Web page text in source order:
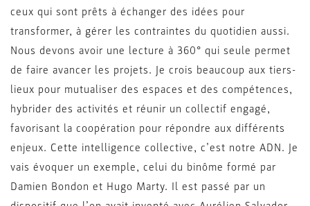
ceux qui sont prêts à échanger des idées pour
transformer, à gérer les contraintes du quotidien aussi.
Nous devons avoir une lecture à 360° qui seule permet
de faire avancer les projets. Je crois beaucoup aux tiers-
lieux pour mutualiser des espaces et des compétences,
hybrider des activités et réunir un collectif engagé,
favorisant la coopération pour répondre aux différents
enjeux. Cette intelligence collective, c’est notre ADN. Je
vais évoquer un exemple, celui du binôme formé par
Damien Bondon et Hugo Marty. Il est passé par un